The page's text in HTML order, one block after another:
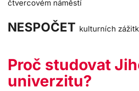
čtvercovém náměstí
NESPOČET kulturních
Proč studovat
univerzitu?